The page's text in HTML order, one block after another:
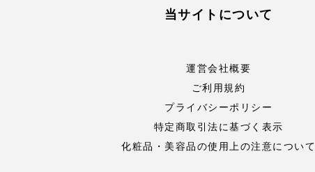
当サイトについて
運営会社概要
ご利用規約
プライバシーポリシー
特定商取引法に基づく表示
化粧品・美容品の使用上の注意について